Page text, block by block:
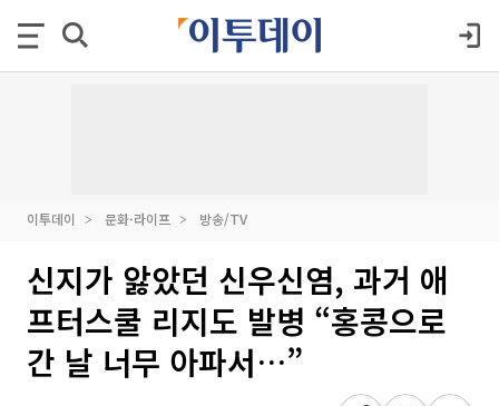
이투데이 문화·라이프 방송/TV
신지가 앓았던 신우신염, 과거 애
프터스쿨 리지도 발병 “홍콩으로
간 날 너무 아파서…”